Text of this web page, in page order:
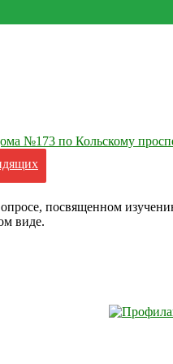
№173 по Кольскому
посвященном
виде.